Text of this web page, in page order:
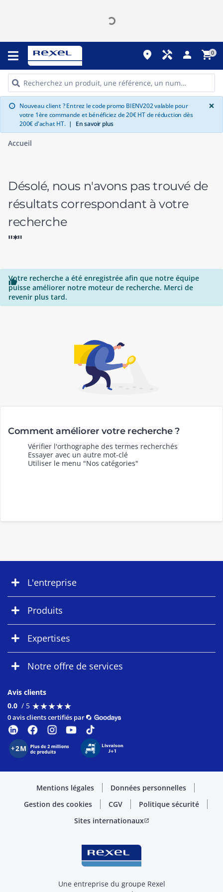
place handyman person shopping_cart0
info Nouveau client ? Entrez le code promo BIENV202 valable pour
votre 1ère commande et bénéficiez de 20€ HT de réduction dès
200€ d'achat HT. | En savoir plus
×
Accueil
Désolé, nous n'avons pas trouvé de
résultats correspondant à votre
recherche
"*"

Votre recherche a été enregistrée afin que notre équipe
puisse améliorer notre moteur de recherche. Merci de
revenir plus tard.
Comment améliorer votre recherche ?
Vérifier l'orthographe des termes recherchés
Essayer avec un autre mot-clé
Utiliser le menu "Nos catégories"
L'entreprise
Produits
Expertises
Notre offre de services
Avis clients
0.0 / 5 ★★★★★
★★★★★
0 avis clients certifiés par
Mentions légales
Données personnelles
Gestion des cookies
CGV
Politique sécurité
Sites internationauxopen_in_new
Une entreprise du groupe Rexel